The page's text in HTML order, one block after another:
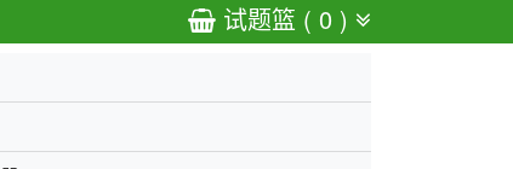
试题篮 ( 0 )